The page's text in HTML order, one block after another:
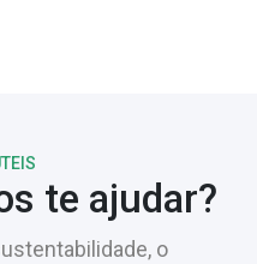
te ajudar?
o